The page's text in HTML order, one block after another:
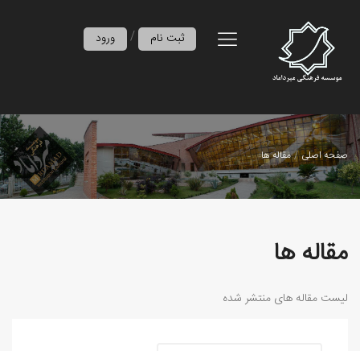
ورود / ثبت نام
صفحه اصلی مقاله ها
مقاله ها
لیست مقاله های منتشر شده